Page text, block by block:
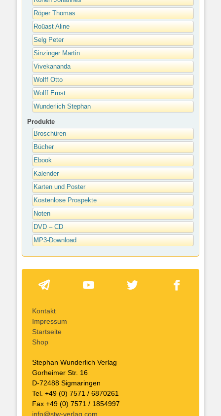
Röper Thomas
Roüast Aline
Selg Peter
Sinzinger Martin
Vivekananda
Wolff Otto
Wolff Ernst
Wunderlich Stephan
Produkte
Broschüren
Bücher
Ebook
Kalender
Karten und Poster
Kostenlose Prospekte
Noten
DVD – CD
MP3-Download
Kontakt
Impressum
Startseite
Shop
Stephan Wunderlich Verlag
Gorheimer Str. 16
D-72488 Sigmaringen
Tel. +49 (0) 7571 / 6870261
Fax +49 (0) 7571 / 1854997
info@stw-verlag.com